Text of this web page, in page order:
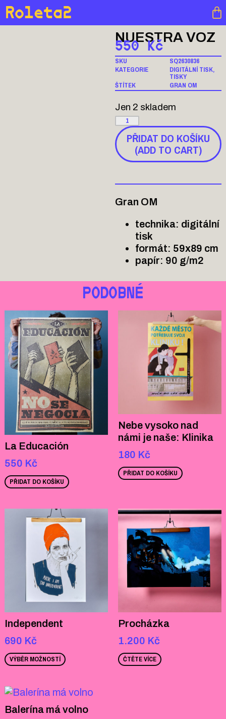
Roleta2
NUESTRA VOZ
550 Kč
SKU
SQ2630836
KATEGORIE
DIGITÁLNÍ TISK,
TISKY
ŠTÍTEK
GRAN OM
Jen 2 skladem
PŘIDAT DO KOŠÍKU
(ADD TO CART)
Gran OM
technika: digitální
tisk
formát: 59x89 cm
papír: 90 g/m2
PODOBNÉ
La Educación
550 Kč
PŘIDAT DO KOŠÍKU
Nebe vysoko nad
námi je naše: Klinika
180 Kč
PŘIDAT DO KOŠÍKU
Independent
690 Kč
VÝBĚR MOŽNOSTÍ
Procházka
1.200 Kč
ČTĚTE VÍCE
Balerína má volno